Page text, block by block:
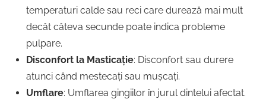
temperaturi calde sau reci care durează mai mult
decât câteva secunde poate indica probleme
pulpare.
Disconfort la Masticație: Disconfort sau durere
atunci când mestecați sau mușcați.
Umflare: Umflarea gingiilor în jurul dintelui afectat.